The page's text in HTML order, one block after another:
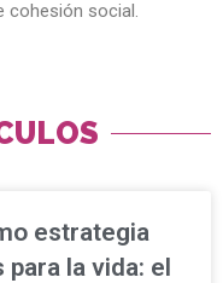
cohesión social.
estrategia
la vida: el